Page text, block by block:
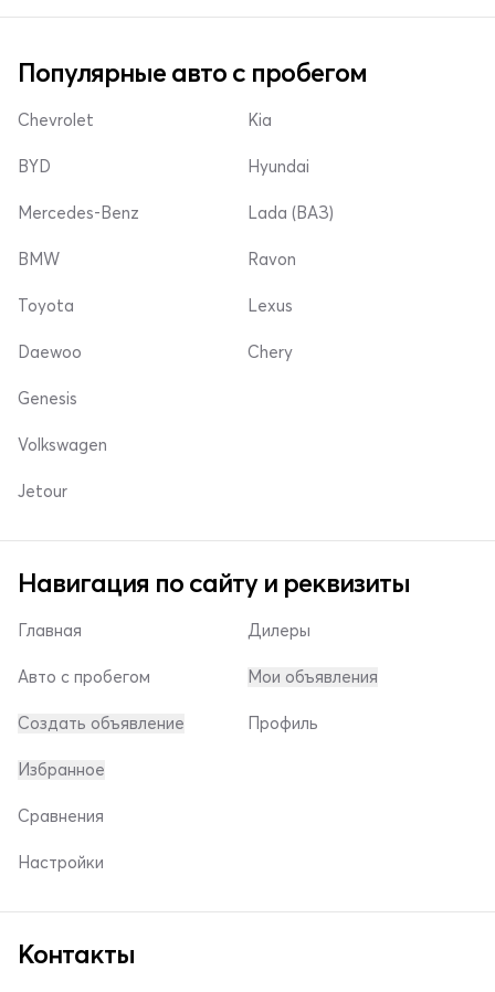
Популярные авто с пробегом
Chevrolet
BYD
Mercedes-Benz
Kia
Hyundai
Lada (ВАЗ)
BMW
Toyota
Daewoo
Ravon
Lexus
Chery
Genesis
Volkswagen
Jetour
Навигация по сайту и реквизиты
Главная
Авто с пробегом
Создать объявление
Дилеры
Мои объявления
Профиль
Избранное
Сравнения
Настройки
Контакты